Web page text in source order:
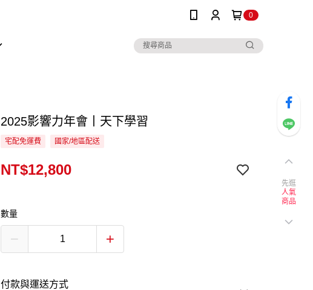
0
2025影響力年會丨天下學習
宅配免運費 國家/地區配送
NT$12,800
數量
付款與運送方式
先逛
人氣
商品